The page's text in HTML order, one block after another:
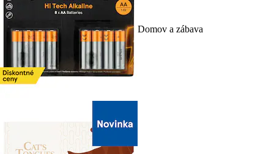
Domov a zábava